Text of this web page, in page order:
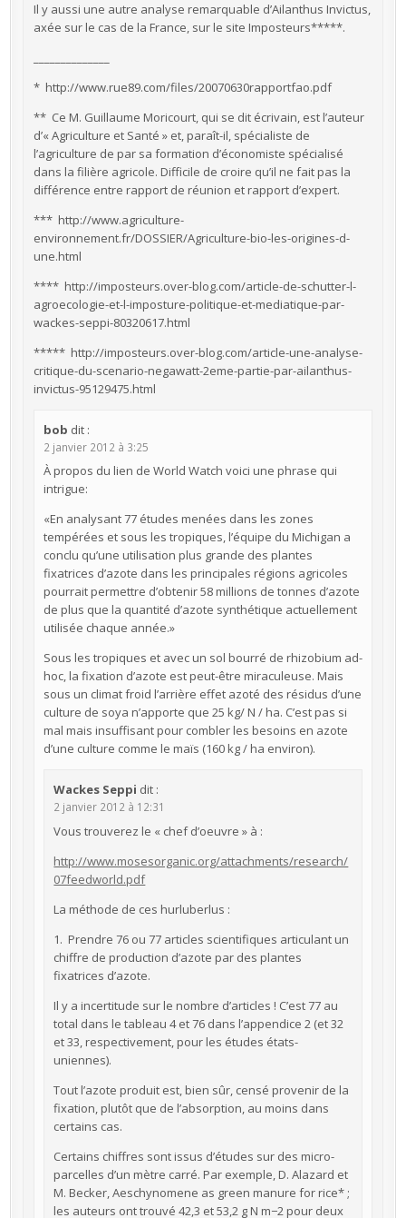
Il y aussi une autre analyse remarquable d’Ailanthus Invictus,
axée sur le cas de la France, sur le site Imposteurs*****.
* http://www.rue89.com/files/20070630rapportfao.pdf
** Ce M. Guillaume Moricourt, qui se dit écrivain, est l’auteur
d’« Agriculture et Santé » et, paraît-il, spécialiste de
l’agriculture de par sa formation d’économiste spécialisé
dans la filière agricole. Difficile de croire qu’il ne fait pas la
différence entre rapport de réunion et rapport d’expert.
*** http://www.agriculture-
environnement.fr/DOSSIER/Agriculture-bio-les-origines-d-
une.html
**** http://imposteurs.over-blog.com/article-de-schutter-l-
agroecologie-et-l-imposture-politique-et-mediatique-par-
wackes-seppi-80320617.html
***** http://imposteurs.over-blog.com/article-une-analyse-
critique-du-scenario-negawatt-2eme-partie-par-ailanthus-
invictus-95129475.html
bob dit :
2 janvier 2012 à 3:25
À propos du lien de World Watch voici une phrase qui
intrigue:
«En analysant 77 études menées dans les zones
tempérées et sous les tropiques, l’équipe du Michigan a
conclu qu’une utilisation plus grande des plantes
fixatrices d’azote dans les principales régions agricoles
pourrait permettre d’obtenir 58 millions de tonnes d’azote
de plus que la quantité d’azote synthétique actuellement
utilisée chaque année.»
Sous les tropiques et avec un sol bourré de rhizobium ad-
hoc, la fixation d’azote est peut-être miraculeuse. Mais
sous un climat froid l’arrière effet azoté des résidus d’une
culture de soya n’apporte que 25 kg/ N / ha. C’est pas si
mal mais insuffisant pour combler les besoins en azote
d’une culture comme le maïs (160 kg / ha environ).
Wackes Seppi dit :
2 janvier 2012 à 12:31
Vous trouverez le « chef d’oeuvre » à :
http://www.mosesorganic.org/attachments/research/
07feedworld.pdf
La méthode de ces hurluberlus :
1. Prendre 76 ou 77 articles scientifiques articulant un
chiffre de production d’azote par des plantes
fixatrices d’azote.
Il y a incertitude sur le nombre d’articles ! C’est 77 au
total dans le tableau 4 et 76 dans l’appendice 2 (et 32
et 33, respectivement, pour les études états-
uniennes).
Tout l’azote produit est, bien sûr, censé provenir de la
fixation, plutôt que de l’absorption, au moins dans
certains cas.
Certains chiffres sont issus d’études sur des micro-
parcelles d’un mètre carré. Par exemple, D. Alazard et
M. Becker, Aeschynomene as green manure for rice* ;
les auteurs ont trouvé 42,3 et 53,2 g N m−2 pour deux